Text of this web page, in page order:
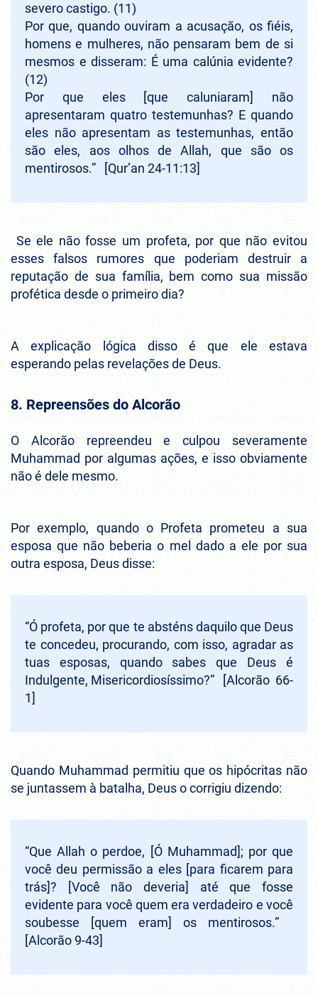
severo castigo. (11)
Por que, quando ouviram a acusação, os fiéis,
homens e mulheres, não pensaram bem de si
mesmos e disseram: É uma calúnia evidente?
(12)
Por que eles [que caluniaram] não
apresentaram quatro testemunhas? E quando
eles não apresentam as testemunhas, então
são eles, aos olhos de Allah, que são os
mentirosos.”
[Qur’an 24-11:13]
Se ele não fosse um profeta, por que não evitou
esses falsos rumores que poderiam destruir a
reputação de sua família, bem como sua missão
profética desde o primeiro dia?
A explicação lógica disso é que ele estava
esperando pelas revelações de Deus.
8. Repreensões do Alcorão
O Alcorão repreendeu e culpou severamente
Muhammad por algumas ações, e isso obviamente
não é dele mesmo.
Por exemplo, quando o Profeta prometeu a sua
esposa que não beberia o mel dado a ele por sua
outra esposa, Deus disse:
“Ó profeta, por que te absténs daquilo que Deus
te concedeu, procurando, com isso, agradar as
tuas esposas, quando sabes que Deus é
Indulgente, Misericordiosíssimo?”
[Alcorão 66-
1]
Quando Muhammad permitiu que os hipócritas não
se juntassem à batalha, Deus o corrigiu dizendo:
“Que Allah o perdoe, [Ó Muhammad]; por que
você deu permissão a eles [para ficarem para
trás]? [Você não deveria] até que fosse
evidente para você quem era verdadeiro e você
soubesse [quem eram] os mentirosos.”
[Alcorão 9-43]